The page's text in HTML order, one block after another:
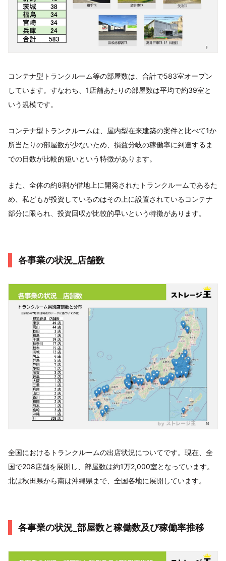
コンテナ型トランクルーム等の部屋数は、合計で583室オープン
しています。すなわち、1店舗あたりの部屋数は平均で約39室と
いう規模です。
コンテナ型トランクルームは、屋内型在来建築の案件と比べて1か
所当たりの部屋数が少ないため、損益分岐の稼働率に到達するま
での日数が比較的短いという特徴があります。
また、全体の約8割が借地上に開発されたトランクルームであるた
め、私どもが投資しているのはその上に設置されているコンテナ
部分に限られ、投資回収が比較的早いという特徴があります。
各事業の状況_店舗数
全国におけるトランクルームの出店状況についてです。現在、全
国で208店舗を展開し、部屋数は約1万2,000室となっています。
北は秋田県から南は沖縄県まで、全国各地に展開しています。
各事業の状況_部屋数と稼働数及び稼働率推移